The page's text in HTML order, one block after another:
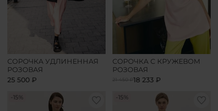
СОРОЧКА УДЛИНЕННАЯ
РОЗОВАЯ
25 500 ₽
СОРОЧКА С КРУЖЕВОМ
РОЗОВАЯ
21 450 ₽18 233 ₽
-15% -15%